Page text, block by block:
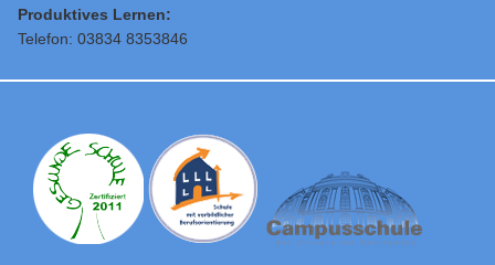
Produktives Lernen:
Telefon: 03834 8353846